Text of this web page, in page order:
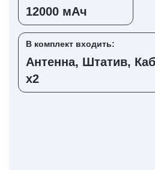
12000 мАч
В комплект входить:
Антенна, Штатив,
х2